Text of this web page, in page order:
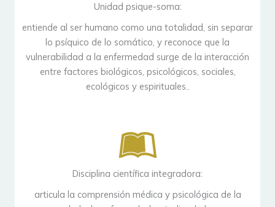
Unidad psique-soma:
entiende al ser humano como una totalidad, sin separar
lo psíquico de lo somático, y reconoce que la
vulnerabilidad a la enfermedad surge de la interacción
entre factores biológicos, psicológicos, sociales,
ecológicos y espirituales..
Disciplina científica integradora:
articula la comprensión médica y psicológica de la